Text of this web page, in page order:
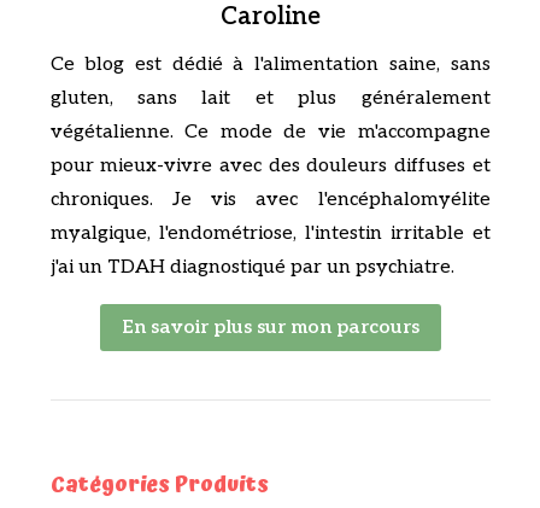
Caroline
Ce blog est dédié à l'alimentation saine, sans
gluten, sans lait et plus généralement
végétalienne. Ce mode de vie m'accompagne
pour mieux-vivre avec des douleurs diffuses et
chroniques. Je vis avec l'encéphalomyélite
myalgique, l'endométriose, l'intestin irritable et
j'ai un TDAH diagnostiqué par un psychiatre.
En savoir plus sur mon parcours
Catégories Produits